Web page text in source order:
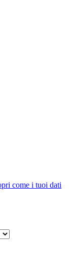
come i tuoi dati